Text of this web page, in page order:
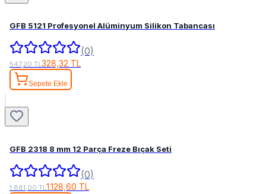
GFB 5121 Profesyonel Alüminyum Silikon Tabancası
(0)
547,20 TL328,32 TL
Sepete Ekle
GFB 2318 8 mm 12 Parça Freze Bıçak Seti
(0)
1.881,00 TL1.128,60 TL